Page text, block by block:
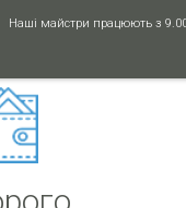
Наші майстри працюють з 9.00